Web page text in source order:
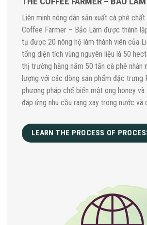
Liên minh nông dân sản xuất cà phê
Coffee Farmer – Bảo Lâm được thành
tụ được 20 nông hộ làm thành viên của
tổng diện tích vùng nguyên liệu là 50
thị trường hằng năm 50 tấn cà phê nhân
lượng với các dòng sản phẩm đặc trưng
phương pháp chế biến mật ong honey và
đáp ứng nhu cầu rang xay trong nước và
LEARN THE PROCESS OF